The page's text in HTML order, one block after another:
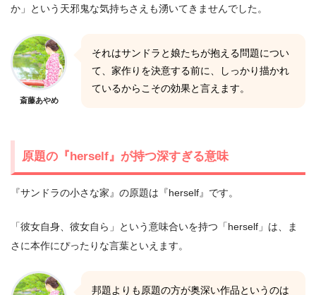
か」という天邪鬼な気持ちさえも湧いてきませんでした。
斎藤あやめ
それはサンドラと娘たちが抱える問題につい
て、家作りを決意する前に、しっかり描かれ
ているからこその効果と言えます。
原題の『herself』が持つ深すぎる意味
『サンドラの小さな家』の原題は『herself』です。
「彼女自身、彼女自ら」という意味合いを持つ「herself」は、ま
さに本作にぴったりな言葉といえます。
邦題よりも原題の方が奥深い作品というのは